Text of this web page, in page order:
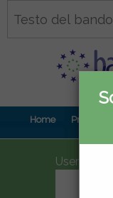
Home Prova
UserID